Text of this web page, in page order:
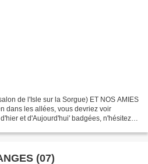
de l'Isle sur la Sorgue) ET NOS AMIES
dans les allées, vous devriez voir
et d'Aujourd'hui' badgées, n'hésitez
(07)